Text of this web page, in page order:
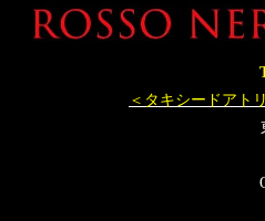
タキシードレンタル東京 タキ
＜タキシードアト